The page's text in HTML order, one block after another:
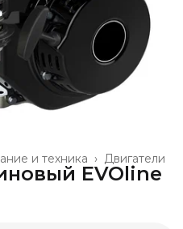
Двигатели
и техника ›
EVOline